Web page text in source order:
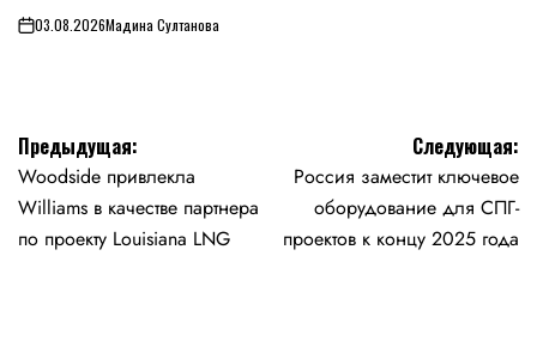
on03.08.2026Мадина Султанова
Навигация
по
записям
Предыдущая:
Woodside привлекла
Williams в качестве партнера
по проекту Louisiana LNG
Следующая:
Россия заместит ключевое
оборудование для СПГ-
проектов к концу 2025 года